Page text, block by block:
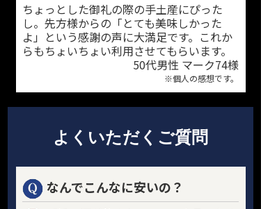
ちょっとした御礼の際の手土産にぴった
し。先方様からの「とても美味しかった
よ」という感謝の声に大満足です。これか
らもちょいちょい利用させてもらいます。
50代男性 マーク74様
※個人の感想です。
よくいただくご質問
なんでこんなに安いの？